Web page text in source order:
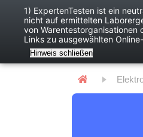
1) ExpertenTesten ist ein
nicht auf ermittelten
von Warentestorganisationen
Links zu ausgewählten
Hinweis schließen